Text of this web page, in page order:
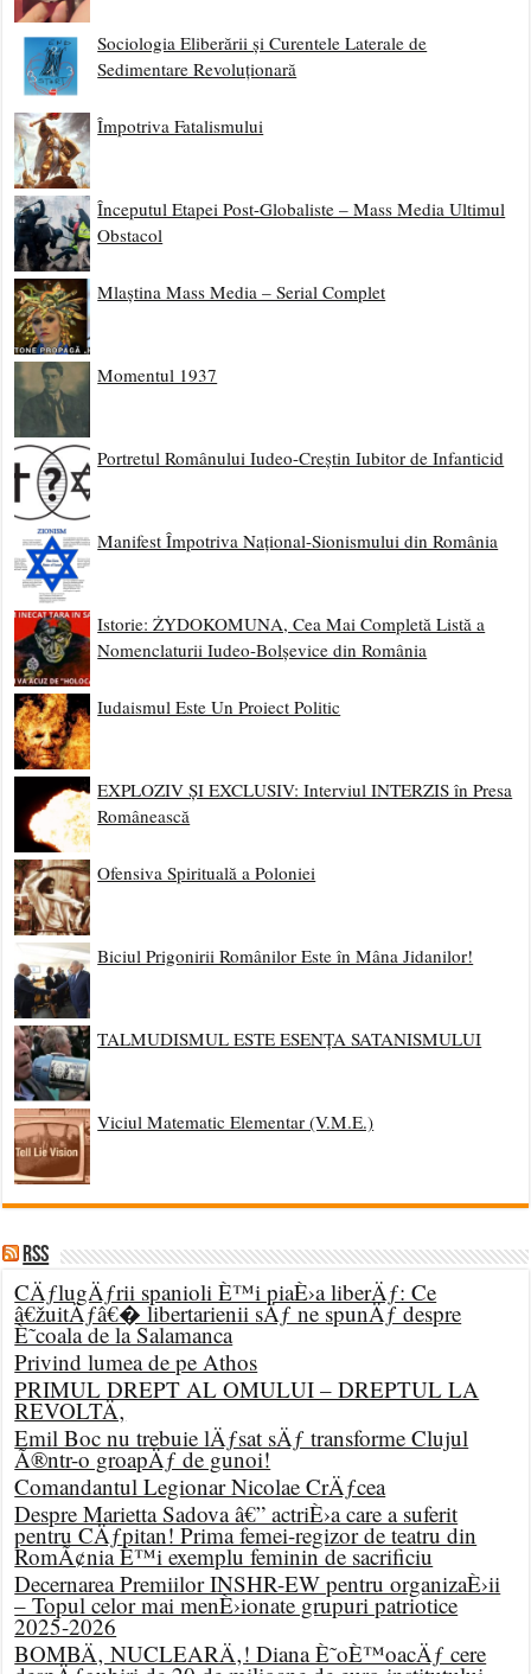
Sociologia Eliberării și Curentele Laterale de
Sedimentare Revoluționară
Împotriva Fatalismului
Începutul Etapei Post-Globaliste – Mass Media Ultimul
Obstacol
Mlaștina Mass Media – Serial Complet
Momentul 1937
Portretul Românului Iudeo-Creștin Iubitor de Infanticid
Manifest Împotriva Național-Sionismului din România
Istorie: ŻYDOKOMUNA, Cea Mai Completă Listă a
Nomenclaturii Iudeo-Bolșevice din România
Iudaismul Este Un Proiect Politic
EXPLOZIV ȘI EXCLUSIV: Interviul INTERZIS în Presa
Românească
Ofensiva Spirituală a Poloniei
Biciul Prigonirii Românilor Este în Mâna Jidanilor!
TALMUDISMUL ESTE ESENȚA SATANISMULUI
Viciul Matematic Elementar (V.M.E.)
RSS
CÄƒlugÄƒrii spanioli È™i piaÈ›a liberÄƒ: Ce
â€žuitÄƒâ€� libertarienii sÄƒ ne spunÄƒ despre
È˜coala de la Salamanca
Privind lumea de pe Athos
PRIMUL DREPT AL OMULUI – DREPTUL LA
REVOLTÄ‚
Emil Boc nu trebuie lÄƒsat sÄƒ transforme Clujul
Ã®ntr-o groapÄƒ de gunoi!
Comandantul Legionar Nicolae CrÄƒcea
Despre Marietta Sadova â€” actriÈ›a care a suferit
pentru CÄƒpitan! Prima femei-regizor de teatru din
RomÃ¢nia È™i exemplu feminin de sacrificiu
Decernarea Premiilor INSHR-EW pentru organizaÈ›ii
– Topul celor mai menÈ›ionate grupuri patriotice
2025-2026
BOMBÄ‚ NUCLEARÄ‚! Diana È˜oÈ™oacÄƒ cere